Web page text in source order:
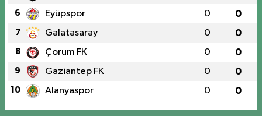
6 Eyüpspor 0 0
7 Galatasaray 0 0
8 Çorum FK 0 0
9 Gaziantep FK 0 0
10 Alanyaspor 0 0